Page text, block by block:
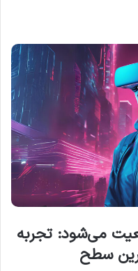
می‌شود: تجربه
سطح